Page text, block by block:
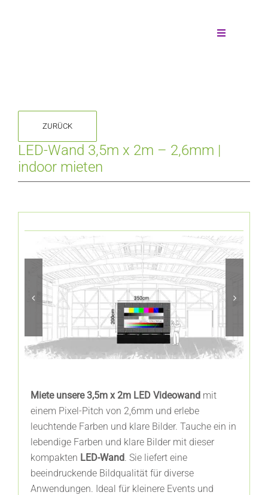
Toggle
Individuelle Anfrage
Unsere Leistungen
Montagearten
FAQ’s
ZURÜCK
LED-Wand 3,5m x 2m – 2,6mm |
indoor mieten
Miete unsere 3,5m x 2m LED Videowandmit
einem Pixel-Pitch von 2,6mm und erlebe
leuchtende Farben und klare Bilder. Tauche ein in
lebendige Farben und klare Bilder mit dieser
kompakten LED-Wand. Sie liefert eine
beeindruckende Bildqualität für diverse
Anwendungen. Ideal für kleinere Events und